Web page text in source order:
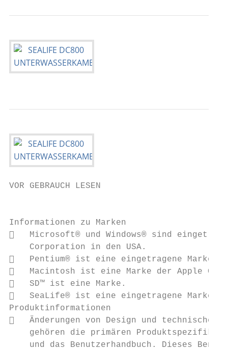
VOR GEBRAUCH LESEN
Informationen zu Marken
   Microsoft® und Windows® sind
    Corporation in den USA.
   Pentium® ist eine eingetragene Marke
   Macintosh ist eine Marke der Apple
   SD™ ist eine Marke.
   SeaLife® ist eine eingetragene Marke
Produktinformationen
   Änderungen von Design und technischen
gehören die primären
und das Benutzerhandbuch. Dieses